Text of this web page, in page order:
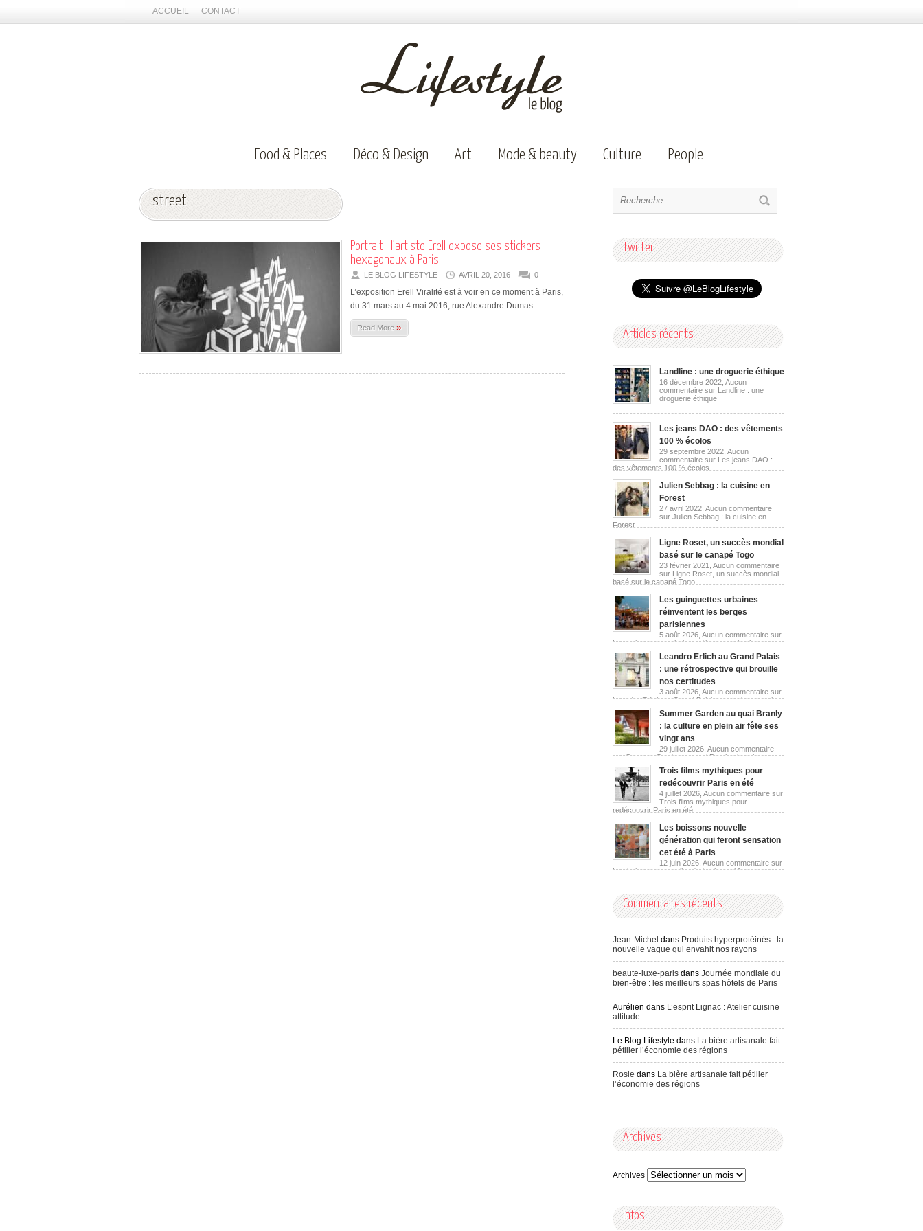
ACCUEIL CONTACT
Food & Places Déco & Design Art Mode & beauty Culture People
street
Portrait : l’artiste Erell expose ses stickers
hexagonaux à Paris
LE BLOG LIFESTYLE AVRIL 20, 2016 0
L’exposition Erell Viralité est à voir en ce moment à Paris,
du 31 mars au 4 mai 2016, rue Alexandre Dumas
Read More »
Twitter
Articles récents
Landline : une droguerie éthique
16 décembre 2022, Aucun
commentaire sur Landline : une
droguerie éthique
Les jeans DAO : des vêtements
100 % écolos
29 septembre 2022, Aucun
commentaire sur Les jeans DAO :
des vêtements 100 % écolos
Julien Sebbag : la cuisine en
Forest
27 avril 2022, Aucun commentaire
sur Julien Sebbag : la cuisine en
Forest
Ligne Roset, un succès mondial
basé sur le canapé Togo
23 février 2021, Aucun commentaire
sur Ligne Roset, un succès mondial
basé sur le canapé Togo
Les guinguettes urbaines
réinventent les berges
parisiennes
5 août 2026, Aucun commentaire sur
Les guinguettes urbaines réinventent les berges
parisiennes
Leandro Erlich au Grand Palais
: une rétrospective qui brouille
nos certitudes
3 août 2026, Aucun commentaire sur
Leandro Erlich au Grand Palais : une rétrospective
qui brouille nos certitudes
Summer Garden au quai Branly
: la culture en plein air fête ses
vingt ans
29 juillet 2026, Aucun commentaire
sur Summer Garden au quai Branly : la culture en
plein air fête ses vingt ans
Trois films mythiques pour
redécouvrir Paris en été
4 juillet 2026, Aucun commentaire sur
Trois films mythiques pour
redécouvrir Paris en été
Les boissons nouvelle
génération qui feront sensation
cet été à Paris
12 juin 2026, Aucun commentaire sur
Les boissons nouvelle génération qui feront
Commentaires récents
Jean-Michel dans Produits hyperprotéinés : la
nouvelle vague qui envahit nos rayons
beaute-luxe-paris dans Journée mondiale du
bien-être : les meilleurs spas hôtels de Paris
Aurélien dans L’esprit Lignac : Atelier cuisine
attitude
Le Blog Lifestyle dans La bière artisanale fait
pétiller l’économie des régions
Rosie dans La bière artisanale fait pétiller
l’économie des régions
Archives
Archives
Infos